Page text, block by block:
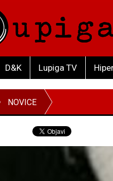
D&K Lupiga TV
NOVICE